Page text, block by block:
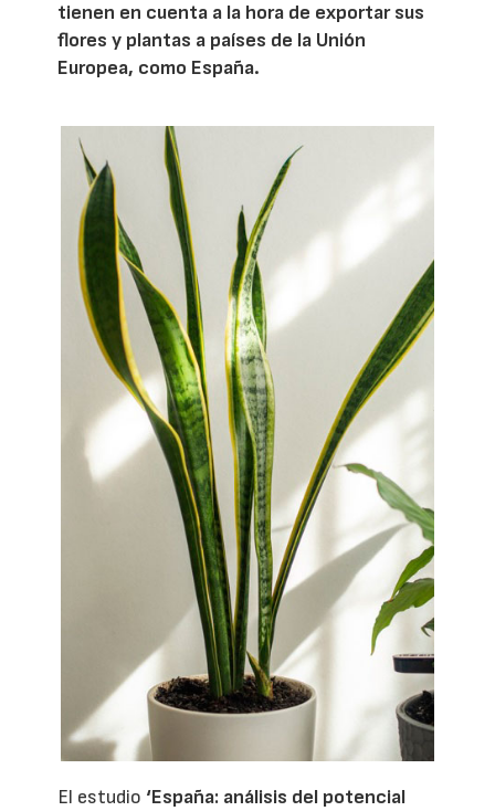
tienen en cuenta a la hora de exportar sus
flores y plantas a países de la Unión
Europea, como España.
El estudio ‘España: análisis del potencial